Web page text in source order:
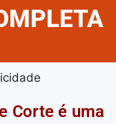
Corte é uma